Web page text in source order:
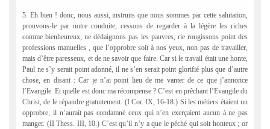
5. Eh bien ! donc, nous aussi, instruits que nous sommes par cette salutation,
prouvons-le par notre conduite, cessons de regarder à la légère les riches
comme bienheureux, ne dédaignons pas les pauvres, rie rougissons point des
professions manuelles , que l’opprobre soit à nos yeux, non pas de travailler,
mais d’être paresseux, et de ne savoir que faire. Car si le travail était une honte,
Paul ne s’y serait point adonné, il ne s’en serait point glorifié plus que d’autre
chose, en disant : Car je n’ai point lieu de me vanter de ce que j’annonce
l’Evangile. Et quelle est donc ma récompense ? C’est en prêchant l’Evangile du
Christ, de le répandre gratuitement. (I Cor. IX, 16-18.) Si les métiers étaient un
opprobre, il n’aurait pas condamné ceux qui n’en exerçaient aucun à ne pas
manger. (II Thess. III, 10.) C’est qu’il n’y a que le péché qui soit honteux ; or